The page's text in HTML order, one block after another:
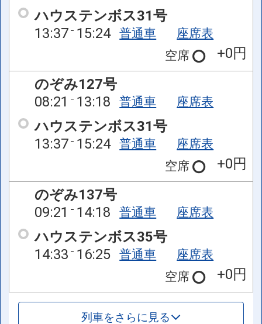
ハウステンボス31号
13:37 15:24 普通車
座席表
空席
+0円
のぞみ127号
08:21
13:18 普通車 座席表
ハウステンボス31号
13:37 15:24 普通車
座席表
空席
+0円
のぞみ137号
09:21
14:18 普通車 座席表
ハウステンボス35号
14:33 16:25 普通車
座席表
空席
+0円
列車をさらに見る